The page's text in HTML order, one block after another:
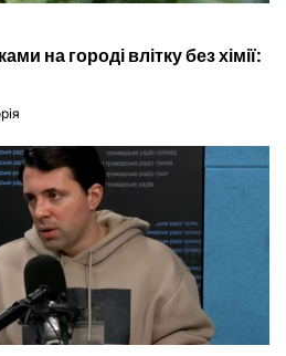
на городі влітку без хімії: